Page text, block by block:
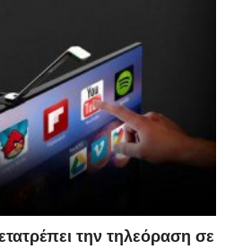
την τηλεόραση σε